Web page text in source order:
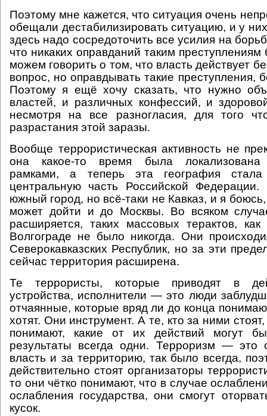
Поэтому мне кажется, что ситуация очень
обещали дестабилизировать ситуацию, и у
здесь надо сосредоточить все усилия на
что никаких оправданий таким
можем говорить о том, что власть действует
вопрос, но оправдывать такие преступления,
Поэтому я ещё хочу сказать, что нужно
властей, и различных конфессий, и
несмотря на все разногласия, для того
разрастания этой заразы.
Вообще террористическая активность не
она какое-то время была локализована
рамками, а теперь эта география
центральную часть Российской Федерации.
южный город, но всё-таки не Кавказ, и я
может дойти и до Москвы. Во всяком
расширяется, таких массовых терактов,
Волгограде не было никогда. Они
Северокавказских Республик, но за эти
сейчас территория расширена.
Те террористы, которые приводят в
устройства, исполнители — это люди
отчаянные, которые вряд ли до конца
хотят. Они инструмент. А те, кто за ними
понимают, какие от их действий могут
результаты всегда одни. Терроризм — это
власть и за территорию, так было всегда,
действительно стоят организаторы
то они чётко понимают, что в случае
ослабления государства, они смогут
кусок.